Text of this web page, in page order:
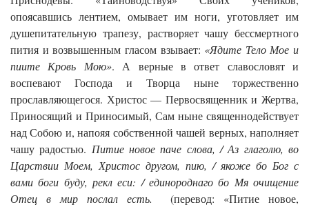
опоясавшись лентием, омывает им ноги, уготовляет им
душепитательную трапезу, растворяет чашу бессмертного
пития и возвышенным гласом взывает: «Ядите Тело Мое и
пиите Кровь Мою». А верные в ответ славословят и
воспевают Господа и Творца ныне торжественно
прославляющегося. Христос — Первосвященник и Жертва,
Приносящий и Приносимый, Сам ныне священнодействует
над Собою и, напояя собственной чашей верных, наполняет
чашу радостью. Питие новое паче слова, / Аз глаголю, во
Царствии Моем, Христос другом, пию, / якоже бо Бог с
вами боги буду, рекл еси: / единороднаго бо Мя очищение
Отец в мир послал есть.
(перевод: «Питие новое,